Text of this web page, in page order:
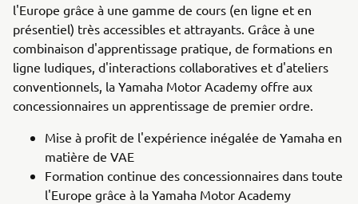
l'Europe grâce à une gamme de cours (en ligne et en
présentiel) très accessibles et attrayants. Grâce à une
combinaison d'apprentissage pratique, de formations en
ligne ludiques, d'interactions collaboratives et d'ateliers
conventionnels, la Yamaha Motor Academy offre aux
concessionnaires un apprentissage de premier ordre.
Mise à profit de l'expérience inégalée de Yamaha en
matière de VAE
Formation continue des concessionnaires dans toute
l'Europe grâce à la Yamaha Motor Academy